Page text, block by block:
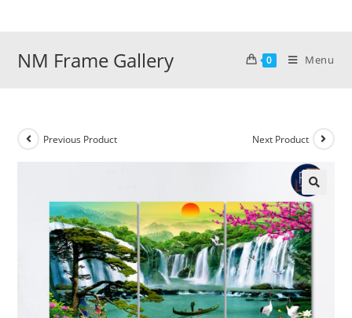
NM Frame Gallery 0 Menu
Previous Product Next Product